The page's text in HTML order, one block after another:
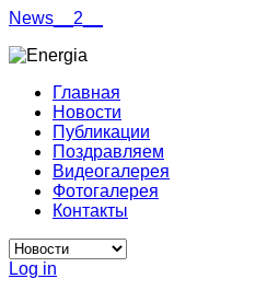
News__2__
Главная
Новости
Публикации
Поздравляем
Видеогалерея
Фотогалерея
Контакты
Log in